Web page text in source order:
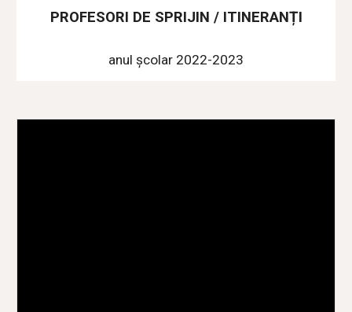
PROFESORI DE SPRIJIN / ITINERANȚI
anul școlar 2022-2023